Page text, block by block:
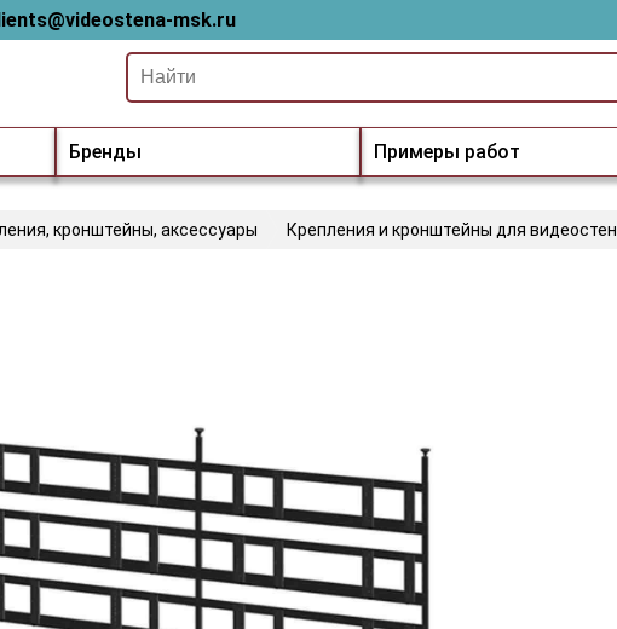
msk.ru
Бренды Примеры работ
кронштейны, аксессуары Крепления и кронштейны для видеостен